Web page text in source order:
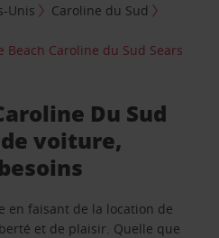
Unis
Caroline du Sud
Caroline du Sud Sears
Du Sud
voiture,
en faisant de la location de
et de plaisir. Quelle que